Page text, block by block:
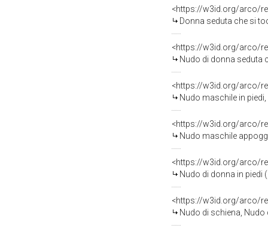
<https://w3id.org/arco/
Donna seduta che si
<https://w3id.org/arco/
Nudo di donna seduta
<https://w3id.org/arco/
Nudo maschile in
<https://w3id.org/arco/
Nudo maschile
<https://w3id.org/arco/
Nudo di donna in piedi
<https://w3id.org/arco/
Nudo di schiena,